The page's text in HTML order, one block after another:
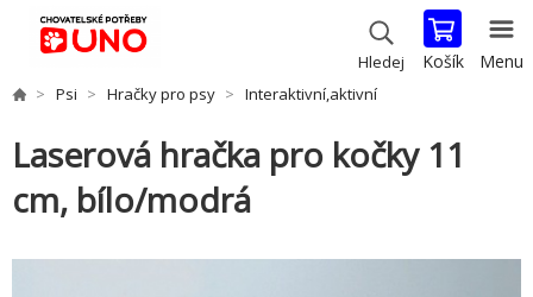
Hledej Košík Menu
Psi Hračky pro psy Interaktivní,aktivní
Laserová hračka pro kočky 11
cm, bílo/modrá